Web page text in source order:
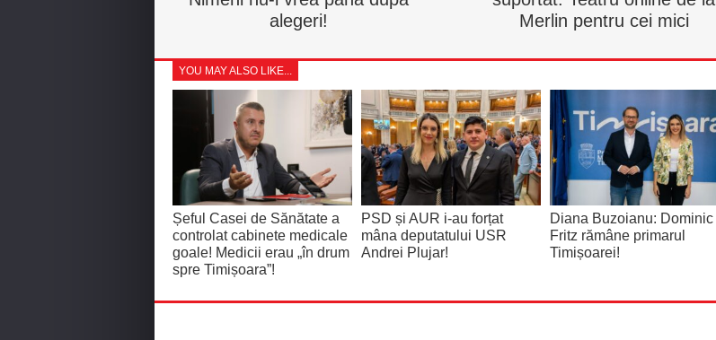
alegeri!
Merlin pentru cei mici
YOU MAY ALSO LIKE...
Șeful Casei de Sănătate a
controlat cabinete medicale
goale! Medicii erau „în drum
spre Timișoara”!
PSD și AUR i-au forțat
mâna deputatului USR
Andrei Plujar!
Diana Buzoianu: Dominic
Fritz rămâne primarul
Timișoarei!